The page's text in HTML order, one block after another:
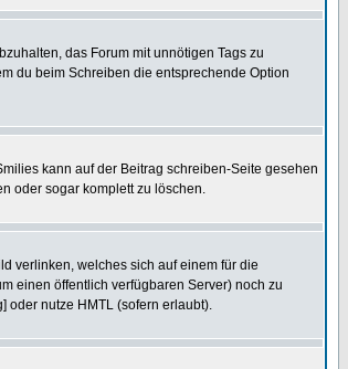
das Forum mit unnötigen Tags zu
du beim Schreiben die entsprechende Option
kann auf der Beitrag schreiben-Seite gesehen
oder sogar komplett zu löschen.
verlinken, welches sich auf einem für die
einen öffentlich verfügbaren Server) noch zu
oder nutze HMTL (sofern erlaubt).